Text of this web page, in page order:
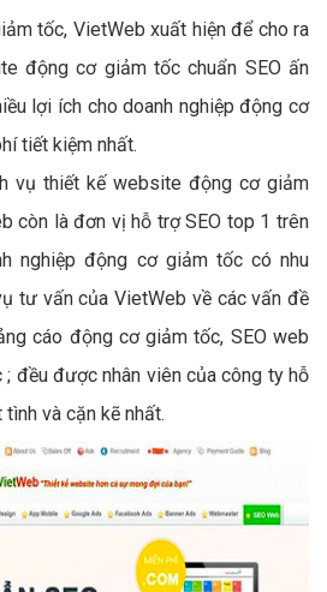
tốc, VietWeb xuất hiện để cho ra
động cơ giảm tốc chuẩn SEO ấn
lợi ích cho doanh nghiệp động cơ
tiết kiệm nhất.
vụ thiết kế website động cơ giảm
còn là đơn vị hỗ trợ SEO top 1 trên
nghiệp động cơ giảm tốc có nhu
tư vấn của VietWeb về các vấn đề
cáo động cơ giảm tốc, SEO web
đều được nhân viên của công ty hỗ
và cặn kẽ nhất.